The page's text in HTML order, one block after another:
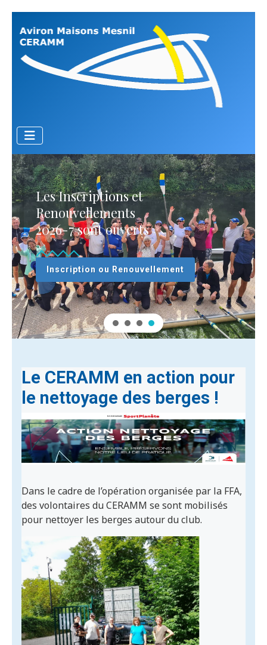
Les Inscriptions et
Renouvellements
2026-7 sont ouverts
Inscription ou Renouvellement
Le CERAMM en action pour
le nettoyage des berges !
Dans le cadre de l’opération organisée par la FFA,
des volontaires du CERAMM se sont mobilisés
pour nettoyer les berges autour du club.